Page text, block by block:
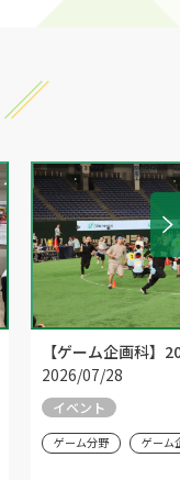
【ゲーム企画科】
2026/07/28
イベント
ゲーム分野 ゲーム